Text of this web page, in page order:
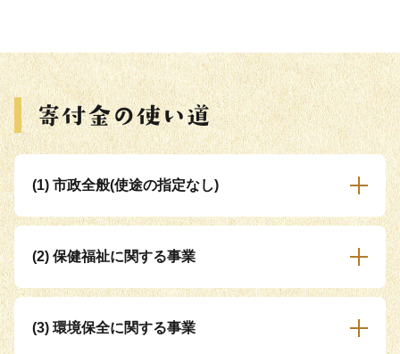
(1) 市政全般(使途の指定なし)
(2) 保健福祉に関する事業
(3) 環境保全に関する事業